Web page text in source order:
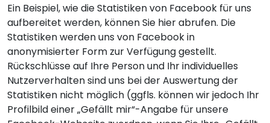
Ein Beispiel, wie die Statistiken von Facebook für uns
aufbereitet werden, können Sie hierabrufen. Die
Statistiken werden uns von Facebook in
anonymisierter Form zur Verfügung gestellt.
Rückschlüsse auf Ihre Person und Ihr individuelles
Nutzerverhalten sind uns bei der Auswertung der
Statistiken nicht möglich (ggfls. können wir jedoch Ihr
Profilbild einer „Gefällt mir“-Angabe für unsere